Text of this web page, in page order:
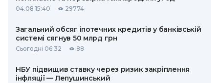
04.08 15:40 29774
Загальний обсяг іпотечних кредитів у банківській
системі сягнув 50 млрд грн
Сьогодні 06:32 88
НБУ підвищив ставку через ризик закріплення
інфляції — Лепушинський